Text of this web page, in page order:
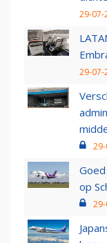
29-07-
29-07-
op